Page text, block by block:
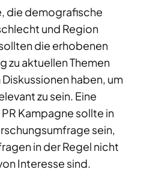
die demografische
und Region
die erhobenen
zu aktuellen Themen
haben, um
zu sein. Eine
Kampagne sollte in
sein,
in der Regel nicht
Interesse sind.